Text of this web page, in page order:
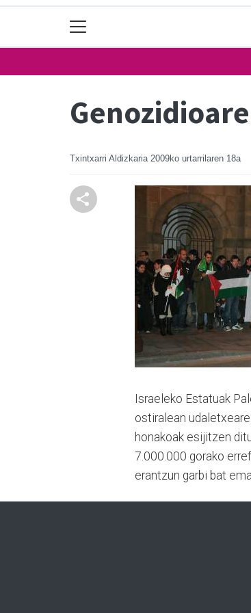
Txintxarri Aldizkaria 2009ko urtarrilaren 18a
Israeleko Estatuak
ostiralean
honakoak esijitzen
7.000.000 gorako
erantzun garbi bat